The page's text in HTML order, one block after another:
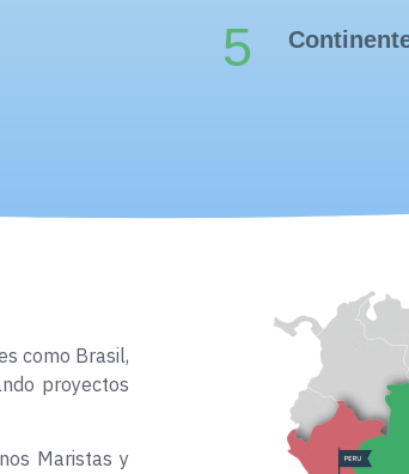
5
como Brasil,
proyectos
Maristas y